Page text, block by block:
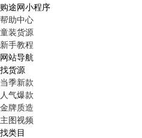
购途网小程序
帮助中心
童装货源
新手教程
网站导航
找货源
当季新款
人气爆款
金牌质造
主图视频
找类目